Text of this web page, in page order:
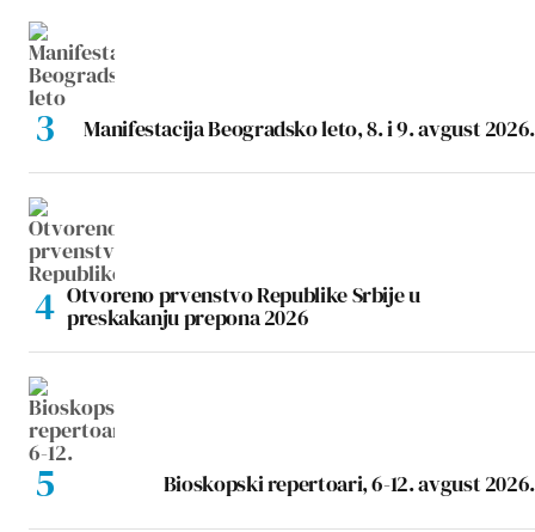
Manifestacija Beogradsko leto, 8. i 9. avgust 2026.
Otvoreno prvenstvo Republike Srbije u
preskakanju prepona 2026
Bioskopski repertoari, 6-12. avgust 2026.